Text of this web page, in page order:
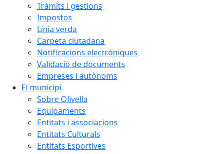
Tràmits i gestions
Impostos
Línia verda
Carpeta ciutadana
Notificacions electròniques
Validació de documents
Empreses i autònoms
El municipi
Sobre Olivella
Equipaments
Entitats i associacions
Entitats Culturals
Entitats Esportives